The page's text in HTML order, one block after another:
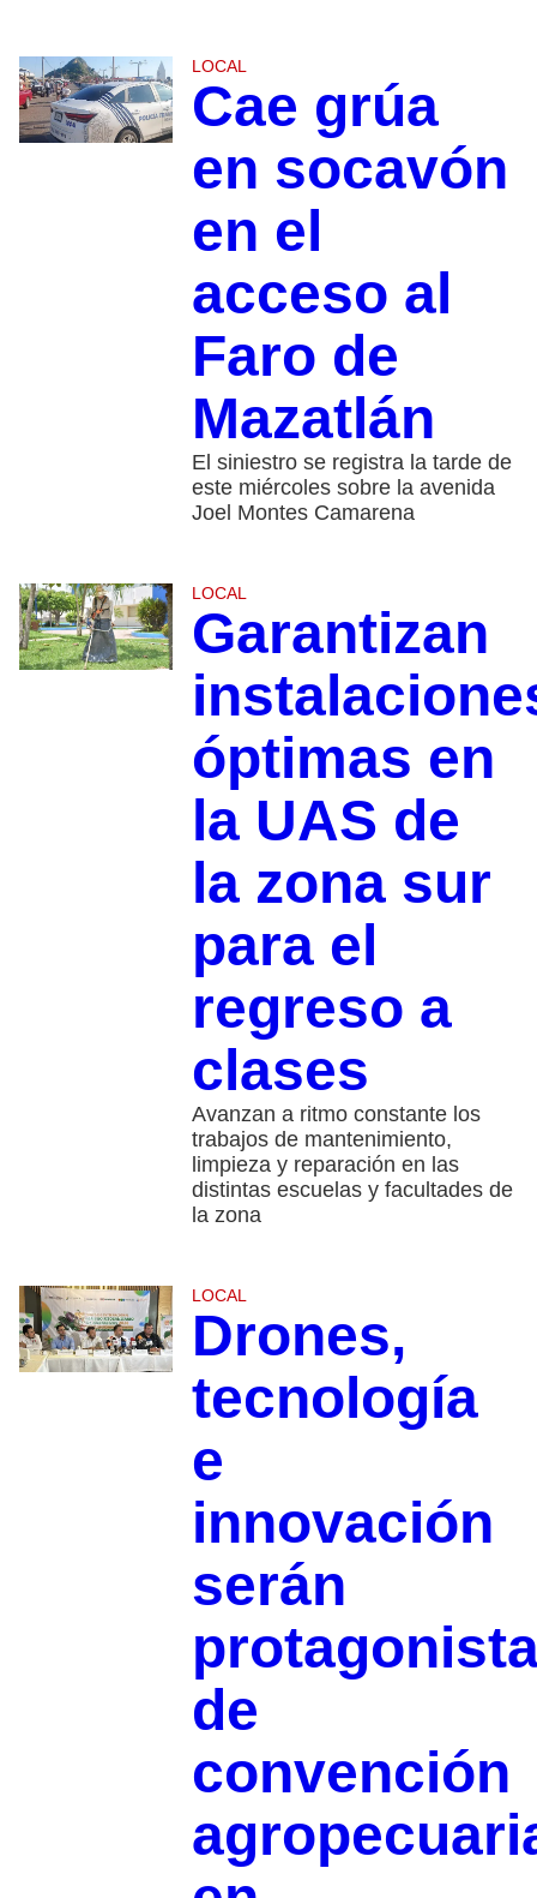
LOCAL
Cae grúa
en socavón
en el
acceso al
Faro de
Mazatlán
El siniestro se registra la tarde de
este miércoles sobre la avenida
Joel Montes Camarena
LOCAL
Garantizan
óptimas en
la UAS de
la zona sur
para el
regreso a
clases
​Avanzan a ritmo constante los
trabajos de mantenimiento,
limpieza y reparación en las
distintas escuelas y facultades de
la zona
LOCAL
Drones,
tecnología
e
innovación
serán
de
convención